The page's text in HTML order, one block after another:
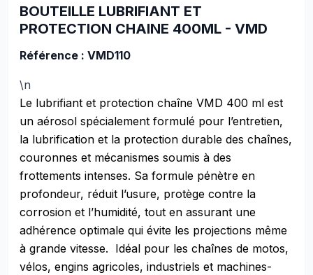
BOUTEILLE LUBRIFIANT ET
PROTECTION CHAINE 400ML - VMD
Référence : VMD110
\n
Le lubrifiant et protection chaîne VMD 400 ml est
un aérosol spécialement formulé pour l’entretien,
la lubrification et la protection durable des chaînes,
couronnes et mécanismes soumis à des
frottements intenses. Sa formule pénètre en
profondeur, réduit l’usure, protège contre la
corrosion et l’humidité, tout en assurant une
adhérence optimale qui évite les projections même
à grande vitesse. Idéal pour les chaînes de motos,
vélos, engins agricoles, industriels et machines-